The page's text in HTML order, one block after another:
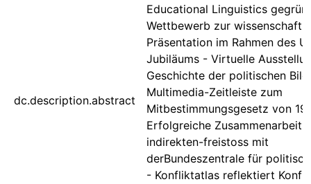
dc.description.abstract
Educational Linguistics
Wettbewerb zur
Präsentation im Rahmen des
Jubiläums - Virtuelle
Geschichte der politischen
Multimedia-Zeitleiste zum
Mitbestimmungsgesetz von
Erfolgreiche Zusammenarbeit
indirekten-freistoss mit
derBundeszentrale für
- Konfliktatlas reflektiert